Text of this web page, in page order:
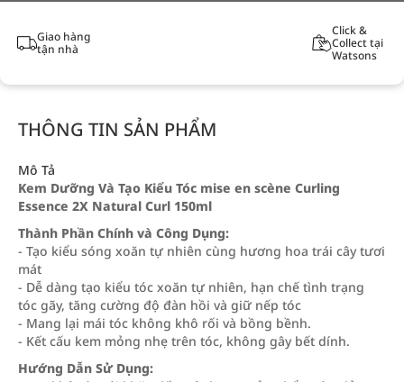
Giao hàng
tận nhà
Click &
Collect tại
Watsons
THÔNG TIN SẢN PHẨM
Mô Tả
Kem Dưỡng Và Tạo Kiểu Tóc mise en scène Curling
Essence 2X Natural Curl 150ml
Thành Phần Chính và Công Dụng:
- Tạo kiểu sóng xoăn tự nhiên cùng hương hoa trái cây tươi
mát
- Dễ dàng tạo kiểu tóc xoăn tự nhiên, hạn chế tình trạng
tóc gãy, tăng cường độ đàn hồi và giữ nếp tóc
- Mang lại mái tóc không khô rối và bồng bềnh.
- Kết cấu kem mỏng nhẹ trên tóc, không gây bết dính.
Hướng Dẫn Sử Dụng: